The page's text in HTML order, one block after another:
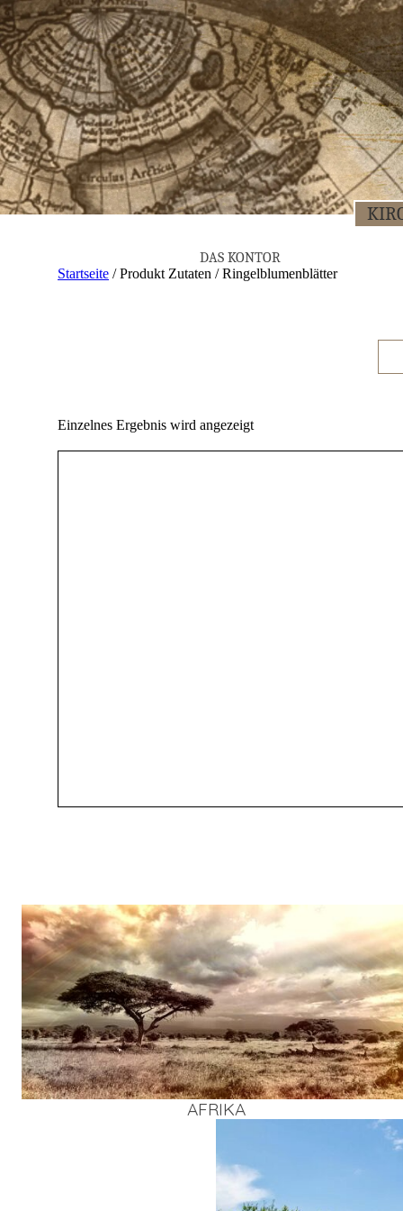
DAS KON­TOR
Startseite / Produkt Zutaten / Ringelblumenblätter
Einzelnes Ergebnis wird angezeigt
AFRI­KA